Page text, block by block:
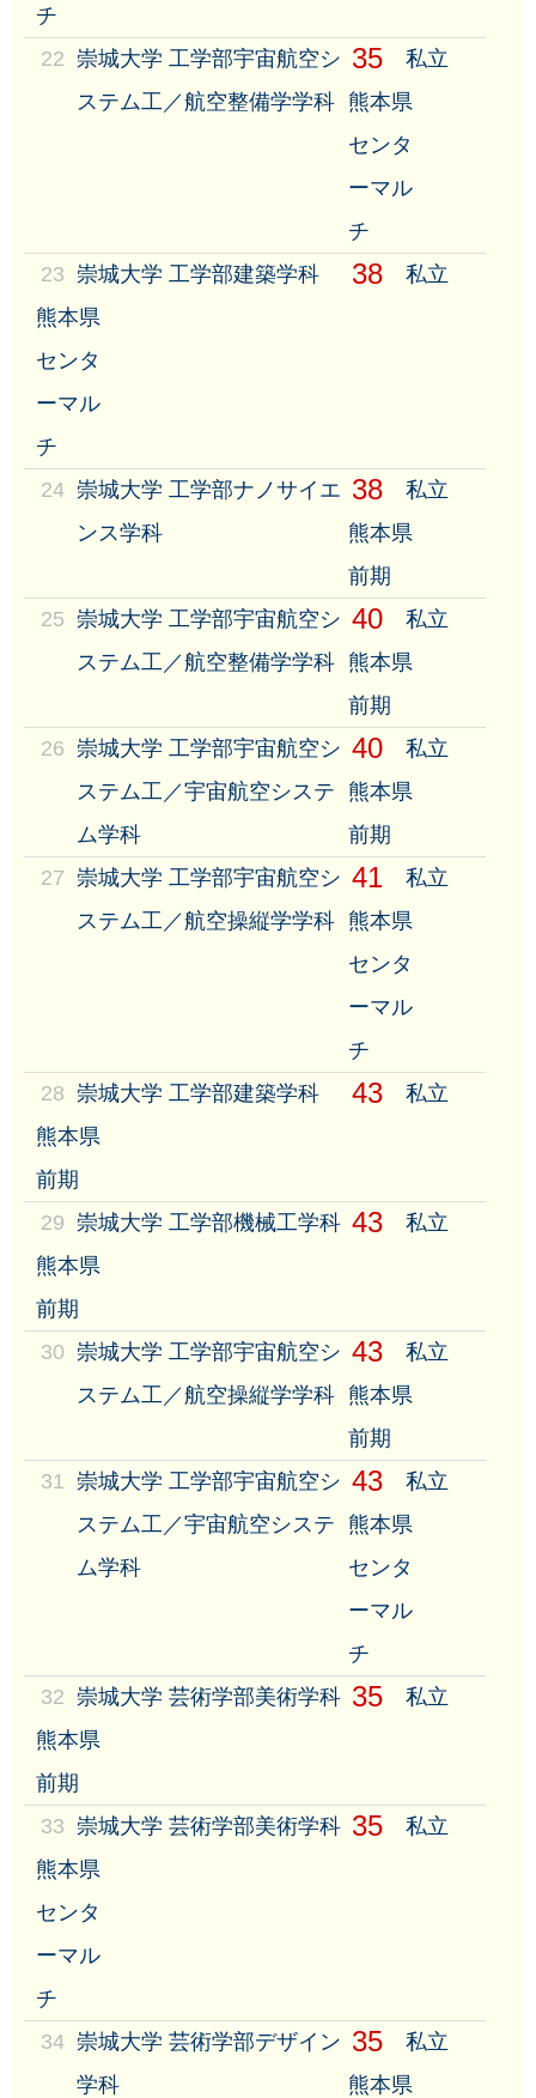
チ
22 崇城大学 工学部宇宙航空シ
ステム工／航空整備学学科
35
私立
熊本県
センタ
ーマル
チ
23 崇城大学 工学部建築学科 38
私立
熊本県
センタ
ーマル
チ
24 崇城大学 工学部ナノサイエ
ンス学科
38
私立
熊本県
前期
25 崇城大学 工学部宇宙航空シ
ステム工／航空整備学学科
40
私立
熊本県
前期
26 崇城大学 工学部宇宙航空シ
ステム工／宇宙航空システ
ム学科
40
私立
熊本県
前期
27 崇城大学 工学部宇宙航空シ
ステム工／航空操縦学学科
41
私立
熊本県
センタ
ーマル
チ
28 崇城大学 工学部建築学科 43
私立
熊本県
前期
29 崇城大学 工学部機械工学科 43
私立
熊本県
前期
30 崇城大学 工学部宇宙航空シ
ステム工／航空操縦学学科
43
私立
熊本県
前期
31
崇城大学 工学部宇宙航空シ
ステム工／宇宙航空システ
ム学科
43
私立
熊本県
センタ
ーマル
チ
32 崇城大学 芸術学部美術学科 35
私立
熊本県
前期
33 崇城大学 芸術学部美術学科 35
私立
熊本県
センタ
ーマル
チ
34 崇城大学 芸術学部デザイン
学科
35
私立
熊本県